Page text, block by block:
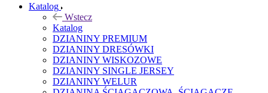
Katalog
Wstecz
Katalog
DZIANINY PREMIUM
DZIANINY DRESÓWKI
DZIANINY WISKOZOWE
DZIANINY SINGLE JERSEY
DZIANINY WELUR